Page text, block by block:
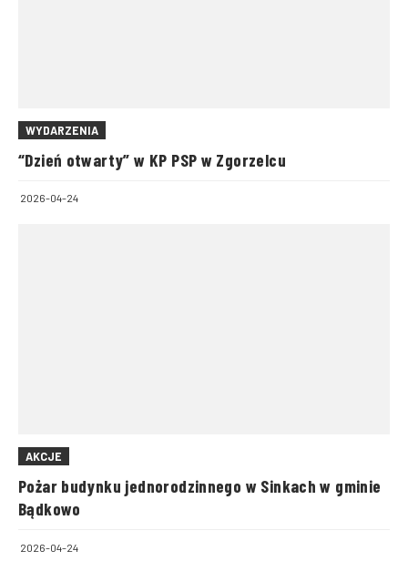
WYDARZENIA
“Dzień otwarty” w KP PSP w Zgorzelcu
2026-04-24
AKCJE
Pożar budynku jednorodzinnego w Sinkach w gminie
Bądkowo
2026-04-24